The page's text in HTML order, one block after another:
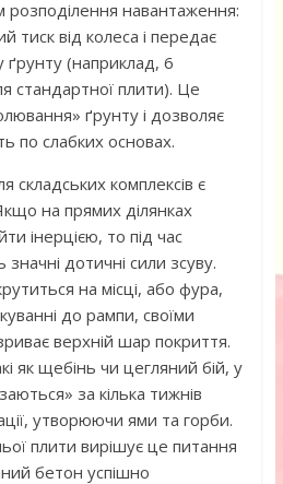
навантаження:
тиск від колеса і передає
(наприклад, 6
стандартної плити). Це
ґрунту і дозволяє
по слабких основах.
комплексів є
на прямих ділянках
інерцією, то під час
дотичні сили зсуву.
на місці, або фура,
до рампи, своїми
верхній шар покриття.
як щебінь чи цегляний бій, у
за кілька тижнів
утворюючи ями та горби.
плити вирішує це питання
бетон успішно